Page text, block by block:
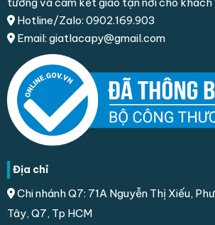
Hotline/Zalo: 0902.169.903
Email: giatlacapy@gmail.com
Địa chỉ
Chi nhánh Q7: 71A Nguyễn Thị Xiếu,
Tây, Q7, Tp HCM